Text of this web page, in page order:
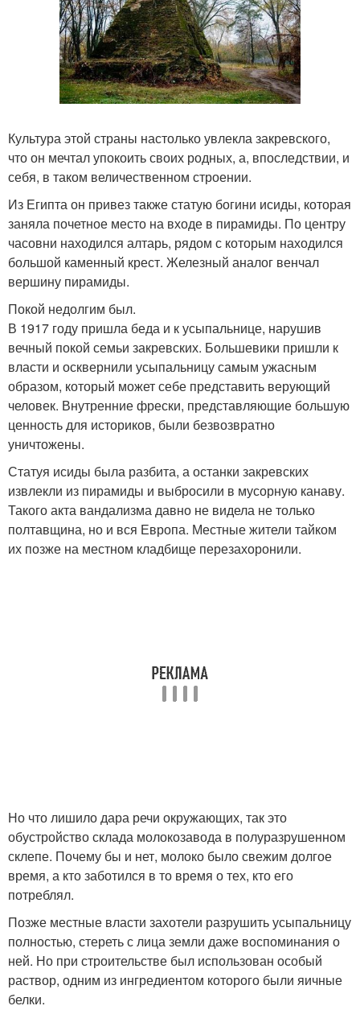
Культура этой страны настолько увлекла закревского,
что он мечтал упокоить своих родных, а, впоследствии, и
себя, в таком величественном строении.
Из Египта он привез также статую богини исиды, которая
заняла почетное место на входе в пирамиды. По центру
часовни находился алтарь, рядом с которым находился
большой каменный крест. Железный аналог венчал
вершину пирамиды.
Покой недолгим был.
В 1917 году пришла беда и к усыпальнице, нарушив
вечный покой семьи закревских. Большевики пришли к
власти и осквернили усыпальницу самым ужасным
образом, который может себе представить верующий
человек. Внутренние фрески, представляющие большую
ценность для историков, были безвозвратно
уничтожены.
Статуя исиды была разбита, а останки закревских
извлекли из пирамиды и выбросили в мусорную канаву.
Такого акта вандализма давно не видела не только
полтавщина, но и вся Европа. Местные жители тайком
их позже на местном кладбище перезахоронили.
Но что лишило дара речи окружающих, так это
обустройство склада молокозавода в полуразрушенном
склепе. Почему бы и нет, молоко было свежим долгое
время, а кто заботился в то время о тех, кто его
потреблял.
Позже местные власти захотели разрушить усыпальницу
полностью, стереть с лица земли даже воспоминания о
ней. Но при строительстве был использован особый
раствор, одним из ингредиентом которого были яичные
белки.